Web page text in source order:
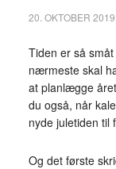
20. OKTOBER 2019
Tiden er så
nærmeste skal
at planlægge
du også, når
nyde juletiden til
Og det første